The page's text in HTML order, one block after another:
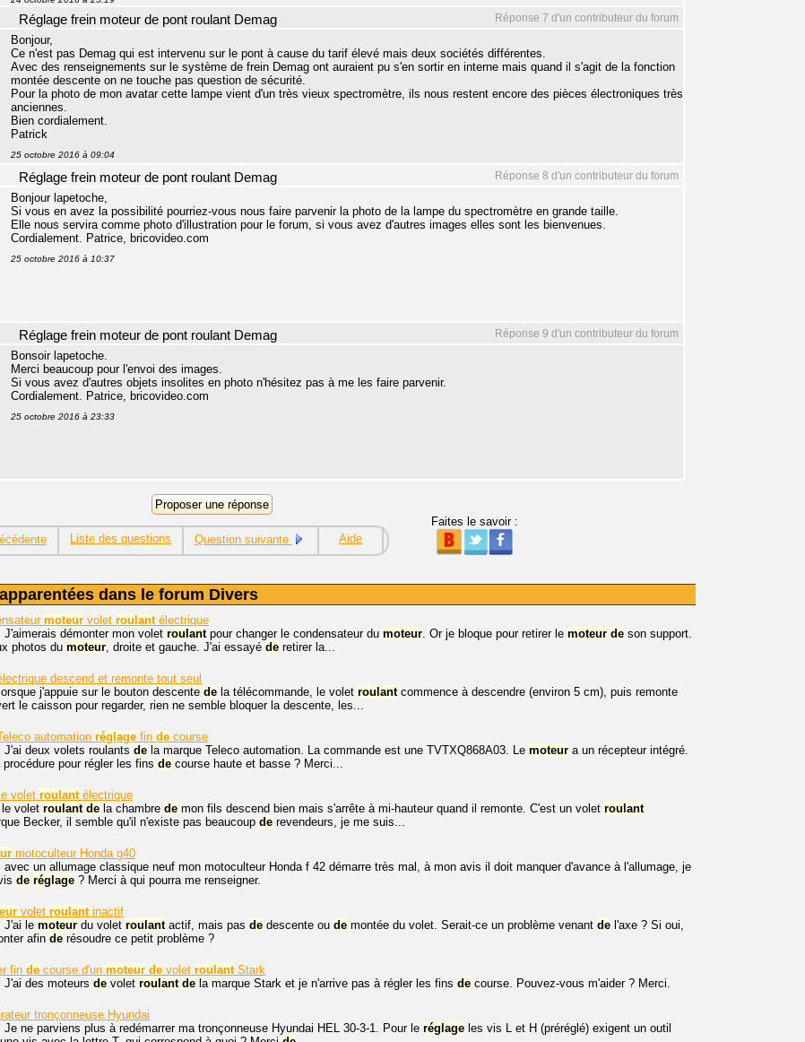
Réponse 7 d'un contributeur du forum
Réglage frein moteur de pont roulant Demag
Bonjour,
Ce n'est pas Demag qui est intervenu sur le pont à cause du tarif élevé mais deux sociétés différentes.
Avec des renseignements sur le système de frein Demag ont auraient pu s'en sortir en interne mais quand il s'agit de la fonction
montée descente on ne touche pas question de sécurité.
Pour la photo de mon avatar cette lampe vient d'un très vieux spectromètre, ils nous restent encore des pièces électroniques très
anciennes.
Bien cordialement.
Patrick
25 octobre 2016 à 09:04
Réponse 8 d'un contributeur du forum
Réglage frein moteur de pont roulant Demag
Bonjour lapetoche,
Si vous en avez la possibilité pourriez-vous nous faire parvenir la photo de la lampe du spectromètre en grande taille.
Elle nous servira comme photo d'illustration pour le forum, si vous avez d'autres images elles sont les bienvenues.
Cordialement. Patrice, bricovideo.com
25 octobre 2016 à 10:37
Réponse 9 d'un contributeur du forum
Réglage frein moteur de pont roulant Demag
Bonsoir lapetoche.
Merci beaucoup pour l'envoi des images.
Si vous avez d'autres objets insolites en photo n'hésitez pas à me les faire parvenir.
Cordialement. Patrice, bricovideo.com
25 octobre 2016 à 23:33
Liste des questions Question suivante Aide
Faites le savoir :
dans le forum Divers
moteur volet roulantélectrique
J'aimerais démonter mon volet roulantpour changer le condensateur du moteur. Or je bloque pour retirer le moteur de son support.
photos du moteur, droite et gauche. J'ai essayé de retirer la...
descend et remonte tout seul
j'appuie sur le bouton descente de la télécommande, le volet roulantcommence à descendre (environ 5 cm), puis remonte
le caisson pour regarder, rien ne semble bloquer la descente, les...
automation réglage fin de course
J'ai deux volets roulants de la marque Teleco automation. La commande est une TVTXQ868A03. Le moteur a un récepteur intégré.
pour régler les fins de course haute et basse ? Merci...
volet roulantélectrique
volet roulant de la chambre de mon fils descend bien mais s'arrête à mi-hauteur quand il remonte. C'est un volet roulant
Becker, il semble qu'il n'existe pas beaucoup de revendeurs, je me suis...
motoculteur Honda g40
avec un allumage classique neuf mon motoculteur Honda f 42 démarre très mal, à mon avis il doit manquer d'avance à l'allumage, je
de réglage ? Merci à qui pourra me renseigner.
volet roulantinactif
J'ai le moteur du volet roulantactif, mais pas de descente ou de montée du volet. Serait-ce un problème venant de l'axe ? Si oui,
afin de résoudre ce petit problème ?
fin de course d'un moteur de volet roulantStark
J'ai des moteurs de volet roulant de la marque Stark et je n'arrive pas à régler les fins de course. Pouvez-vous m'aider ? Merci.
tronçonneuse Hyundai
Je ne parviens plus à redémarrer ma tronçonneuse Hyundai HEL 30-3-1. Pour le réglage les vis L et H (préréglé) exigent un outil